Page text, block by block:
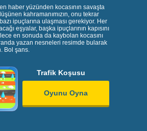
haber yüzünden kocasının savaşta
kahramanımızın, onu tekrar
ipuçlarına ulaşması gerekiyor. Her
eşyalar, başka ipuçlarının kapısını
en sonuda da kaybolan kocasını
yazan nesneleri resimde bularak
Bol şans.
Trafik Koşusu
Oyunu Oyna